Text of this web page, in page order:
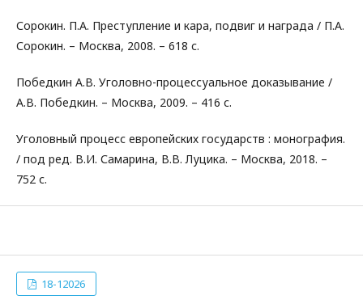
Сорокин. П.А. Преступление и кара, подвиг и награда / П.А.
Сорокин. – Москва, 2008. – 618 с.
Победкин А.В. Уголовно-процессуальное доказывание /
А.В. Победкин. – Москва, 2009. – 416 с.
Уголовный процесс европейских государств : монография.
/ под ред. В.И. Самарина, В.В. Луцика. – Москва, 2018. –
752 с.
18-12026